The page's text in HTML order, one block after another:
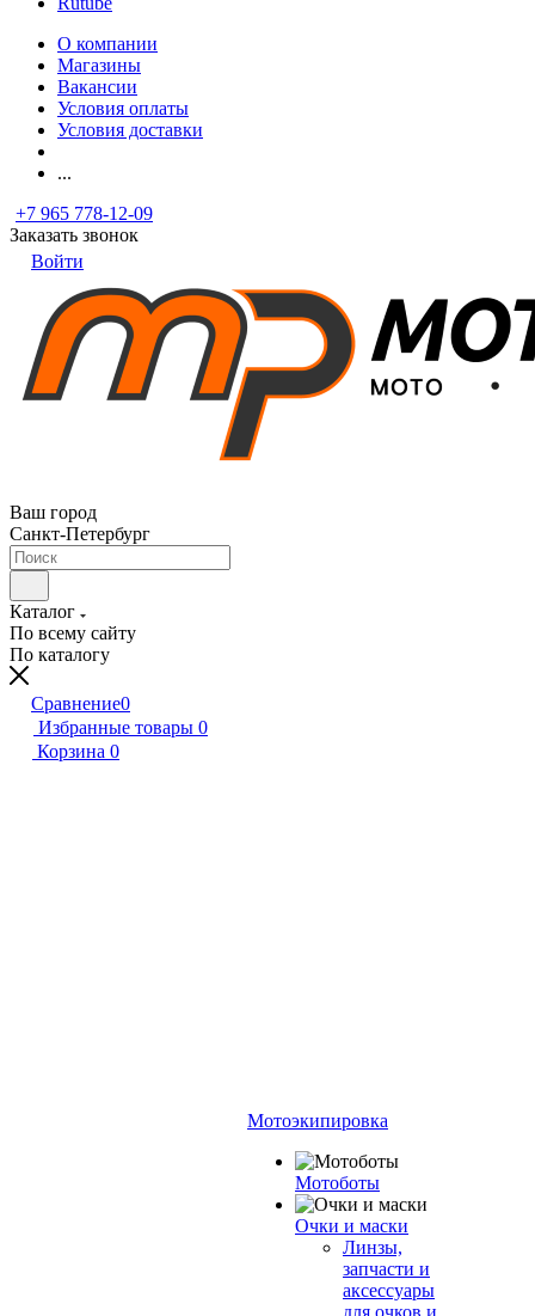
О компании
Магазины
Вакансии
Условия оплаты
Условия доставки
...
+7 965 778-12-09
Заказать звонок
Войти
Ваш город
Санкт-Петербург
Каталог
По всему сайту
По каталогу
Сравнение0
Избранные товары 0
Корзина 0
Мотоэкипировка
Мотоботы
Очки и маски
Линзы,
запчасти и
аксессуары
для очков и